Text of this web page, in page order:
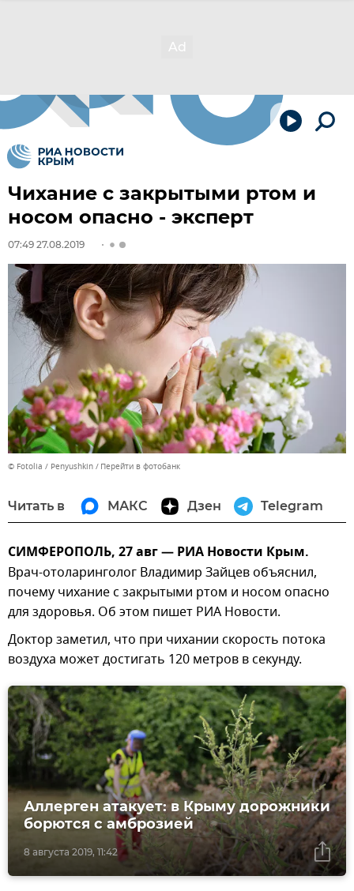
Чихание с закрытыми ртом и
носом опасно - эксперт
07:49 27.08.2019
© Fotolia / Penyushkin Перейти в фотобанк
Читать в МАКС Дзен Telegram
СИМФЕРОПОЛЬ, 27 авг — РИА Новости Крым.
Врач-отоларинголог Владимир Зайцев объяснил,
почему чихание с закрытыми ртом и носом опасно
для здоровья. Об этом пишет РИА Новости.
Доктор заметил, что при чихании скорость потока
воздуха может достигать 120 метров в секунду.
8 августа 2019, 11:42
Аллерген атакует: в Крыму дорожники
борются с амброзией